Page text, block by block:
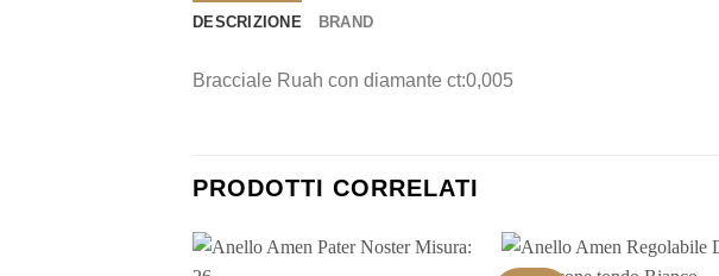
DESCRIZIONE BRAND
Bracciale Ruah con diamante ct:0,005
PRODOTTI CORRELATI